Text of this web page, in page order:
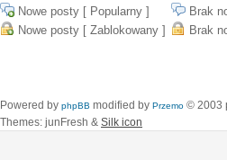
Nowe posty [ Popularny ]
Brak
Nowe posty [ Zablokowany ]
Brak
Powered by phpBB modified by Przemo © 2003
Themes: junFresh & Silk icon